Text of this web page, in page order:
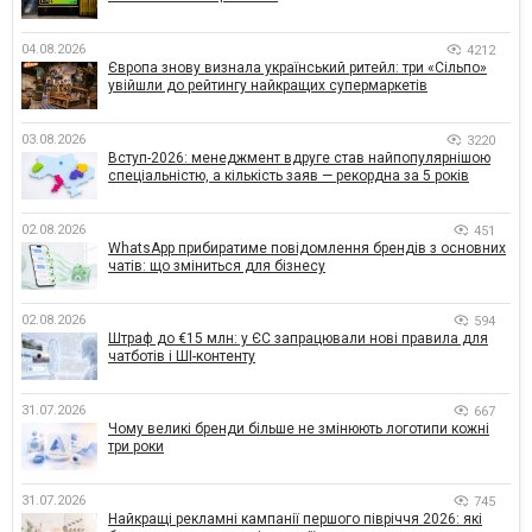
04.08.2026 4212
Європа знову визнала український ритейл: три «Сільпо»
увійшли до рейтингу найкращих супермаркетів
03.08.2026 3220
Вступ-2026: менеджмент вдруге став найпопулярнішою
спеціальністю, а кількість заяв — рекордна за 5 років
02.08.2026 451
WhatsApp прибиратиме повідомлення брендів з основних
чатів: що зміниться для бізнесу
02.08.2026 594
Штраф до €15 млн: у ЄС запрацювали нові правила для
чатботів і ШІ-контенту
31.07.2026 667
Чому великі бренди більше не змінюють логотипи кожні
три роки
31.07.2026 745
Найкращі рекламні кампанії першого півріччя 2026: які